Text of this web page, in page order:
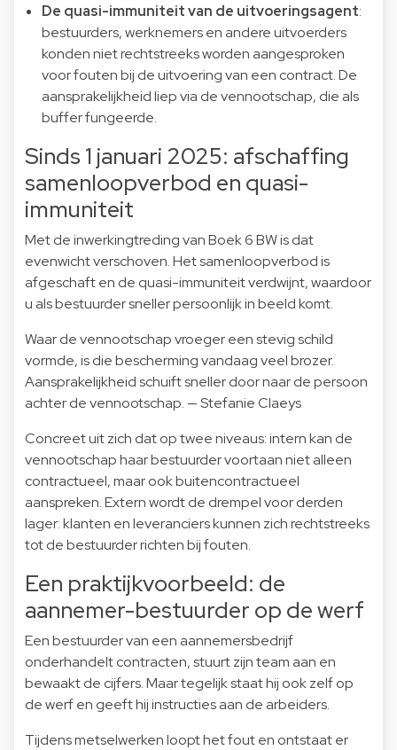
De quasi-immuniteit van de uitvoeringsagent:
bestuurders, werknemers en andere uitvoerders
konden niet rechtstreeks worden aangesproken
voor fouten bij de uitvoering van een contract. De
aansprakelijkheid liep via de vennootschap, die als
buffer fungeerde.
Sinds 1 januari 2025: afschaffing
samenloopverbod en quasi-
immuniteit
Met de inwerkingtreding van Boek 6 BW is dat
evenwicht verschoven. Het samenloopverbod is
afgeschaft en de quasi-immuniteit verdwijnt, waardoor
u als bestuurder sneller persoonlijk in beeld komt.
Waar de vennootschap vroeger een stevig schild
vormde, is die bescherming vandaag veel brozer.
Aansprakelijkheid schuift sneller door naar de persoon
achter de vennootschap. — Stefanie Claeys
Concreet uit zich dat op twee niveaus: intern kan de
vennootschap haar bestuurder voortaan niet alleen
contractueel, maar ook buitencontractueel
aanspreken. Extern wordt de drempel voor derden
lager: klanten en leveranciers kunnen zich rechtstreeks
tot de bestuurder richten bij fouten.
Een praktijkvoorbeeld: de
aannemer-bestuurder op de werf
Een bestuurder van een aannemersbedrijf
onderhandelt contracten, stuurt zijn team aan en
bewaakt de cijfers. Maar tegelijk staat hij ook zelf op
de werf en geeft hij instructies aan de arbeiders.
Tijdens metselwerken loopt het fout en ontstaat er